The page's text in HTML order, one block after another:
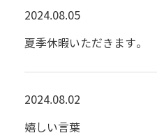
2024.08.05
夏季休暇いただきます。
2024.08.02
嬉しい言葉